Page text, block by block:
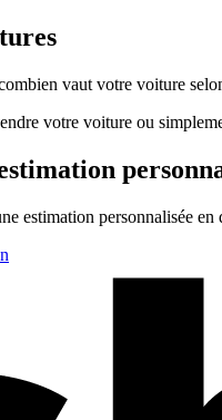
vaut votre voiture
votre voiture ou
estimation personnalisée